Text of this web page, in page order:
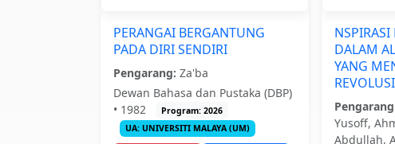
PERANGAI BERGANTUNG
PADA DIRI SENDIRI
Pengarang: Za'ba
Dewan Bahasa dan Pustaka (DBP)
• 1982
Program: 2026
UA: UNIVERSITI MALAYA (UM)
NSPIRASI
DALAM
YANG
Yusoff,
Abdullah,